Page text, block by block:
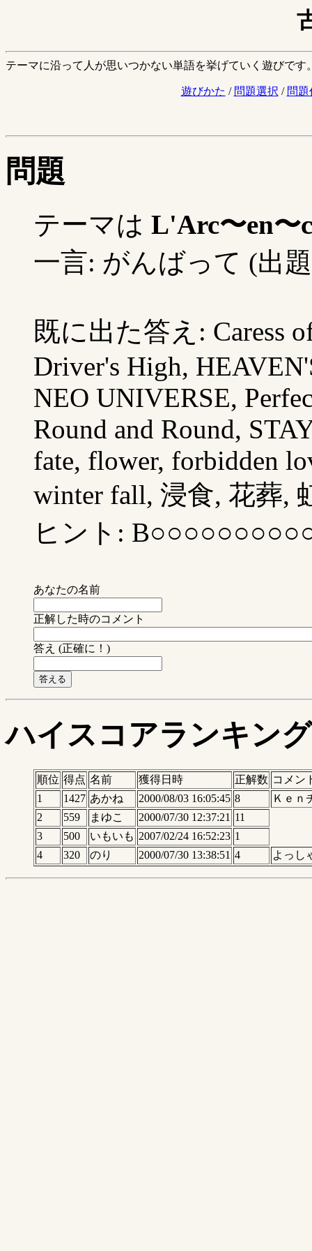
テーマに沿って人が思いつかない単語を挙げていく遊びです
遊びかた / 問題選択 / 問題
問題
テーマは L'Arc〜en〜
一言: がんばって (出
既に出た答え: Caress
Driver's High,
NEO UNIVERSE,
Round and Round,
fate, flower, forbidden
winter fall, 浸食, 花葬,
ヒント:
あなたの名前
正解した時のコメント
答え (正確に！)
ハイスコアランキング
順位 得点 名前 獲得日時 正解数 コメン
1
1427 あかね 2000/08/03 16:05:45 8
Ｋｅｎ
2
559 まゆこ 2000/07/30 12:37:21 11
3
500 いもいも 2007/02/24 16:52:23 1
4
320 のり 2000/07/30 13:38:51 4 よっし